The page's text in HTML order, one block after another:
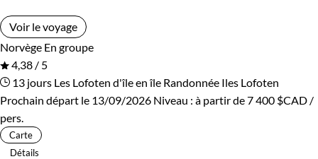
Voir le voyage
Norvège En groupe
4,38 / 5
13 jours Les Lofoten d'île en île Randonnée Iles Lofoten
Prochain départ le 13/09/2026 Niveau : à partir de7 400 $CAD /
pers.
Carte
Détails